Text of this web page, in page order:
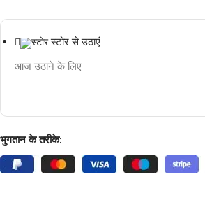
स्टोर से उठाएं
आज उठाने के लिए
भुगतान के तरीके: